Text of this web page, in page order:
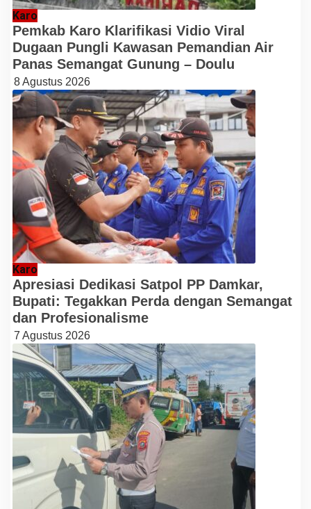
Karo
Pemkab Karo Klarifikasi Vidio Viral
Dugaan Pungli Kawasan Pemandian Air
Panas Semangat Gunung – Doulu
8 Agustus 2026
Karo
Apresiasi Dedikasi Satpol PP Damkar,
Bupati: Tegakkan Perda dengan Semangat
dan Profesionalisme
7 Agustus 2026